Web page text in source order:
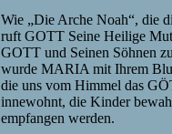
Wie „Die Arche Noah“, die
ruft GOTT Seine Heilige
GOTT und Seinen Söhnen
wurde MARIA mit Ihrem
die uns vom Himmel das
innewohnt, die Kinder
empfangen werden.